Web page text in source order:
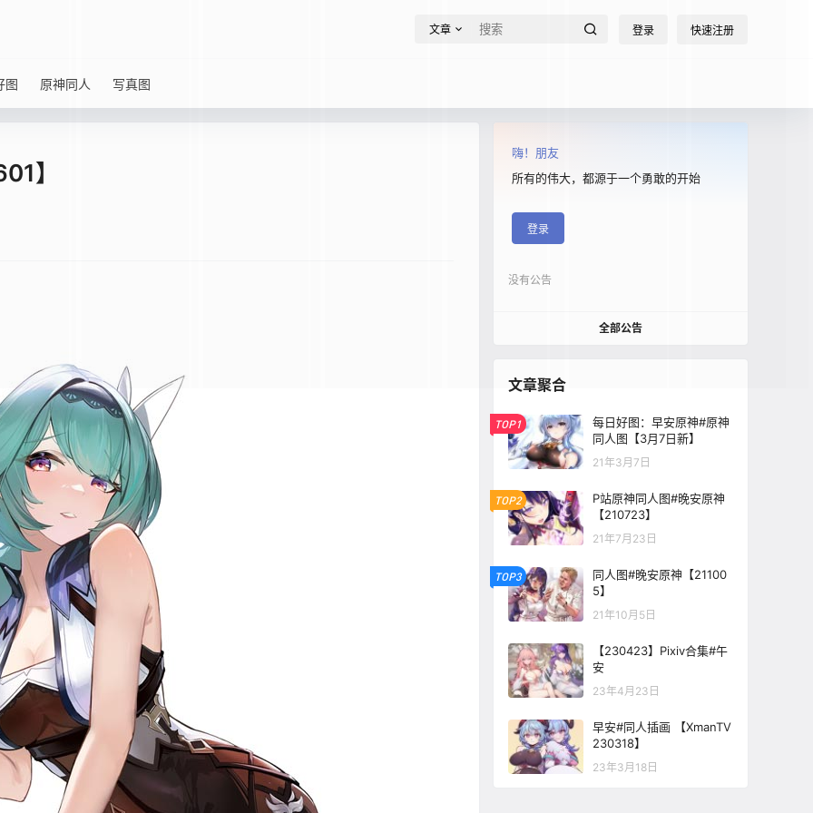
文章 登录 快速注册
图 原神同人 写真图
】
嗨！朋友
所有的伟大，都源于一个勇敢的开始
登录
没有公告
全部公告
文章聚合
TOP1
每日好图：早安原神#原神
同人图【3月7日新】
21年3月7日
TOP2
P站原神同人图#晚安原神
【210723】
21年7月23日
TOP3
同人图#晚安原神【21100
5】
21年10月5日
【230423】Pixiv合集#午
安
23年4月23日
早安#同人插画 【XmanTV
230318】
23年3月18日